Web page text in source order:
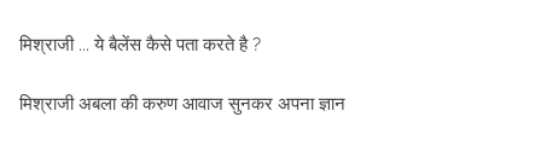
मिश्राजी ... ये बैलेंस कैसे पता करते है ?
मिश्राजी अबला की करुण आवाज सुनकर अपना ज्ञान